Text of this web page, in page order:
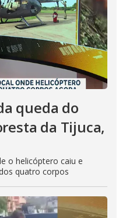
queda do
da Tijuca,
o helicóptero caiu e
quatro corpos